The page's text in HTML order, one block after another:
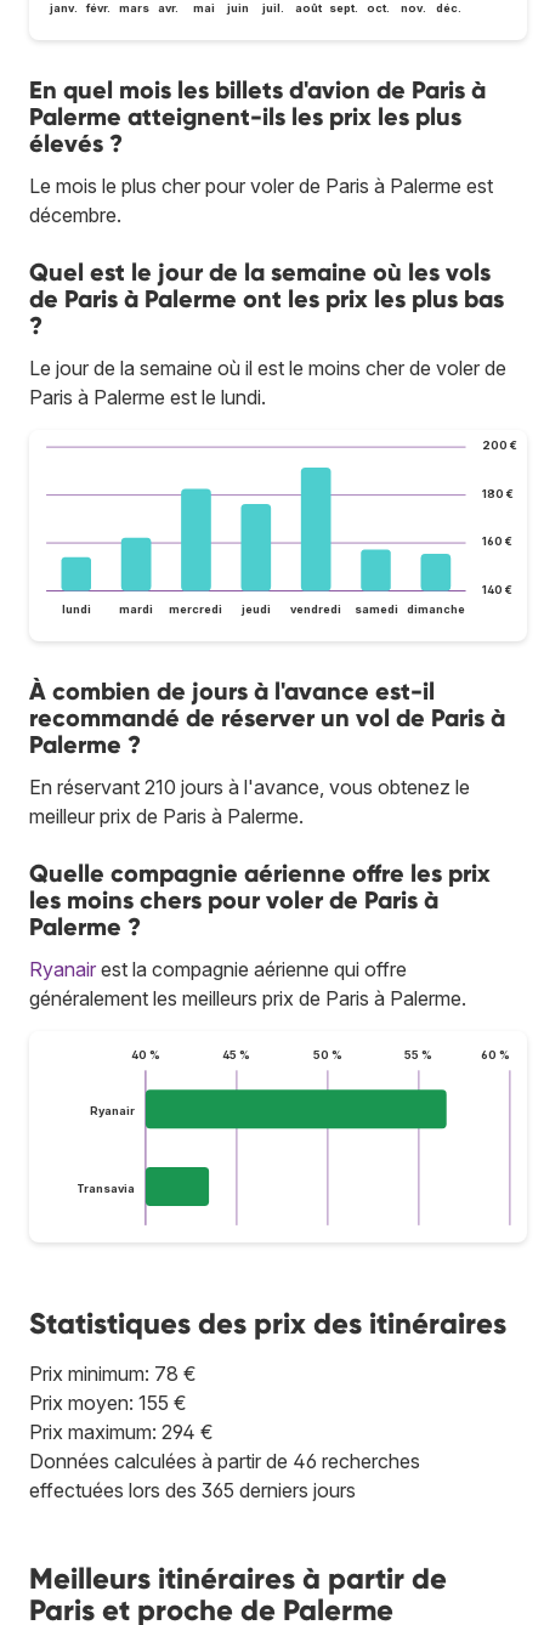
janv. févr. mars avr. mai juin juil. août sept. oct. nov. déc.
En quel mois les billets d'avion de Paris à
Palerme atteignent-ils les prix les plus
élevés ?
Le mois le plus cher pour voler de Paris à Palerme est
décembre.
Quel est le jour de la semaine où les vols
de Paris à Palerme ont les prix les plus bas
?
Le jour de la semaine où il est le moins cher de voler de
Paris à Palerme est le lundi.
140 €
160 €
180 €
200 €
lundi mardi mercredi jeudi vendredi samedi dimanche
À combien de jours à l'avance est-il
recommandé de réserver un vol de Paris à
Palerme ?
En réservant 210 jours à l'avance, vous obtenez le
meilleur prix de Paris à Palerme.
Quelle compagnie aérienne offre les prix
les moins chers pour voler de Paris à
Palerme ?
Ryanair est la compagnie aérienne qui offre
généralement les meilleurs prix de Paris à Palerme.
40 % 45 % 50 % 55 % 60 %
Ryanair
Transavia
Statistiques des prix des itinéraires
Prix minimum: 78 €
Prix moyen: 155 €
Prix maximum: 294 €
Données calculées à partir de 46 recherches
effectuées lors des 365 derniers jours
Meilleurs itinéraires à partir de
Paris et proche de Palerme